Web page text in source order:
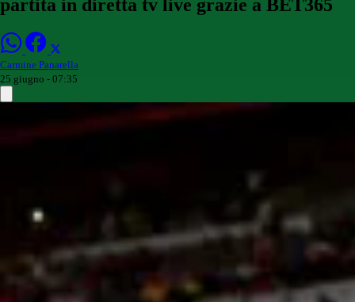
partita in diretta tv live grazie a BET365
Carmine Panarella
25 giugno - 07:35